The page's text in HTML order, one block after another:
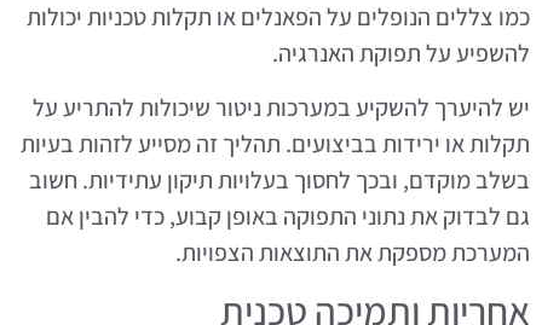
כמו צללים הנופלים על הפאנלים או תקלות טכניות יכולות
להשפיע על תפוקת האנרגיה.
יש להיערך להשקיע במערכות ניטור שיכולות להתריע על
תקלות או ירידות בביצועים. תהליך זה מסייע לזהות בעיות
בשלב מוקדם, ובכך לחסוך בעלויות תיקון עתידיות. חשוב
גם לבדוק את נתוני התפוקה באופן קבוע, כדי להבין אם
המערכת מספקת את התוצאות הצפויות.
אחריות ותמיכה טכנית